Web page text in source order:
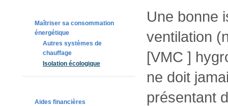
Maîtriser sa consommation
énergétique
Autres systèmes de
chauffage
Isolation écologique
Aides financières
Une bonne
ventilation
[VMC ]
ne doit
présentant